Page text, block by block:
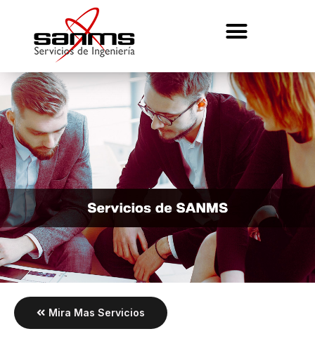
Mira Mas Servicios